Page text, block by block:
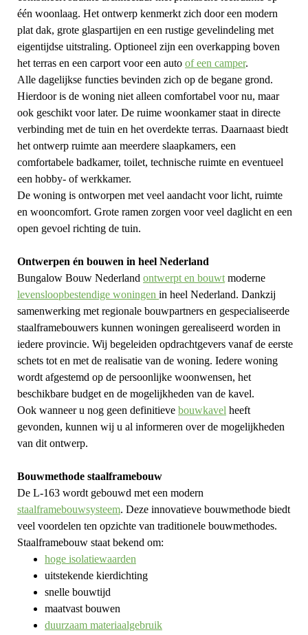
één woonlaag. Het ontwerp kenmerkt zich door een modern
plat dak, grote glaspartijen en een rustige gevelindeling met
eigentijdse uitstraling. Optioneel zijn een overkapping boven
het terras en een carport voor een auto of een camper.
Alle dagelijkse functies bevinden zich op de begane grond.
Hierdoor is de woning niet alleen comfortabel voor nu, maar
ook geschikt voor later. De ruime woonkamer staat in directe
verbinding met de tuin en het overdekte terras. Daarnaast biedt
het ontwerp ruimte aan meerdere slaapkamers, een
comfortabele badkamer, toilet, technische ruimte en eventueel
een hobby- of werkkamer.
De woning is ontworpen met veel aandacht voor licht, ruimte
en wooncomfort. Grote ramen zorgen voor veel daglicht en een
open gevoel richting de tuin.
Ontwerpen én bouwen in heel Nederland
Bungalow Bouw Nederland ontwerpt en bouwtmoderne
levensloopbestendige woningen in heel Nederland. Dankzij
samenwerking met regionale bouwpartners en gespecialiseerde
staalframebouwers kunnen woningen gerealiseerd worden in
iedere provincie. Wij begeleiden opdrachtgevers vanaf de eerste
schets tot en met de realisatie van de woning. Iedere woning
wordt afgestemd op de persoonlijke woonwensen, het
beschikbare budget en de mogelijkheden van de kavel.
Ook wanneer u nog geen definitieve bouwkavel heeft
gevonden, kunnen wij u al informeren over de mogelijkheden
van dit ontwerp.
Bouwmethode staalframebouw
De L-163 wordt gebouwd met een modern
staalframebouwsysteem. Deze innovatieve bouwmethode biedt
veel voordelen ten opzichte van traditionele bouwmethodes.
Staalframebouw staat bekend om:
hoge isolatiewaarden
uitstekende kierdichting
snelle bouwtijd
maatvast bouwen
duurzaam materiaalgebruik